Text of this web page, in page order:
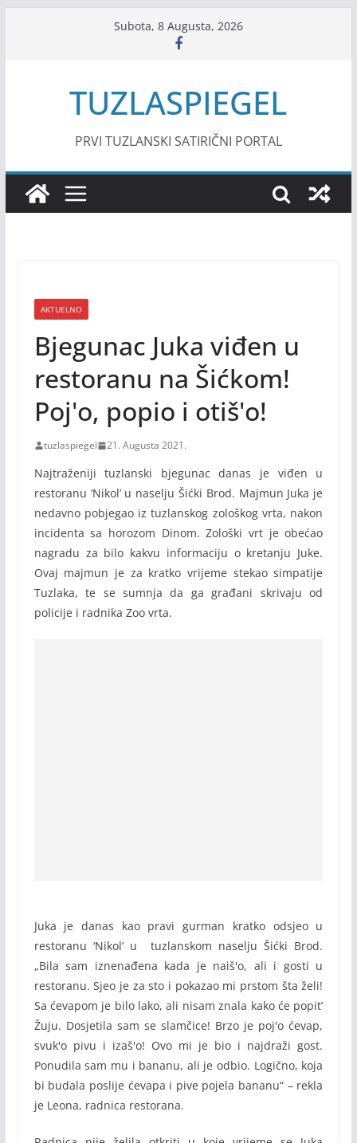
Subota, 8 Augusta, 2026
TUZLASPIEGEL
PRVI TUZLANSKI SATIRIČNI PORTAL
AKTUELNO
Bjegunac Juka viđen u
restoranu na Šićkom!
Poj'o, popio i otiš'o!
tuzlaspiegel 21. Augusta 2021.
Najtraženiji tuzlanski bjegunac danas je viđen u
restoranu ‘Nikol’ u naselju Šićki Brod. Majmun Juka je
nedavno pobjegao iz tuzlanskog zološkog vrta, nakon
incidenta sa horozom Dinom. Zološki vrt je obećao
nagradu za bilo kakvu informaciju o kretanju Juke.
Ovaj majmun je za kratko vrijeme stekao simpatije
Tuzlaka, te se sumnja da ga građani skrivaju od
policije i radnika Zoo vrta.
Juka je danas kao pravi gurman kratko odsjeo u
restoranu ‘Nikol’ u tuzlanskom naselju Šićki Brod.
„Bila sam iznenađena kada je naiš'o, ali i gosti u
restoranu. Sjeo je za sto i pokazao mi prstom šta želi!
Sa ćevapom je bilo lako, ali nisam znala kako će popit’
Žuju. Dosjetila sam se slamčice! Brzo je poj'o ćevap,
svuk'o pivu i izaš'o! Ovo mi je bio i najdraži gost.
Ponudila sam mu i bananu, ali je odbio. Logično, koja
bi budala poslije ćevapa i pive pojela bananu“ – rekla
je Leona, radnica restorana.